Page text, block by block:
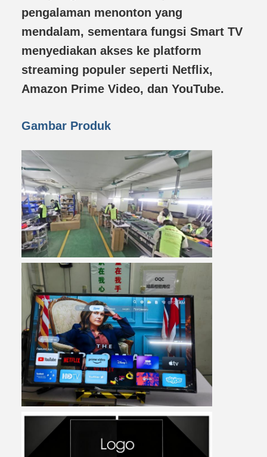
pengalaman menonton yang
mendalam, sementara fungsi Smart TV
menyediakan akses ke platform
streaming populer seperti Netflix,
Amazon Prime Video, dan YouTube.
Gambar Produk